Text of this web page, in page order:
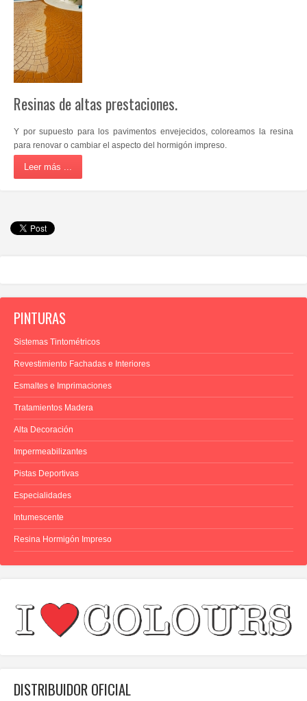
Resinas de altas prestaciones.
Y por supuesto para los pavimentos envejecidos, coloreamos la resina
para renovar o cambiar el aspecto del hormigón impreso.
Leer más ...
PINTURAS
Sistemas Tintométricos
Revestimiento Fachadas e Interiores
Esmaltes e Imprimaciones
Tratamientos Madera
Alta Decoración
Impermeabilizantes
Pistas Deportivas
Especialidades
Intumescente
Resina Hormigón Impreso
DISTRIBUIDOR OFICIAL